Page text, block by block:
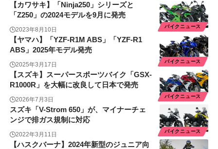
バイクニュース
【カワサキ】「Ninja250」シリーズと
「Z250」の2024モデルを9月に発売
2023年8月10日
バイクニュース
【ヤマハ】「YZF-R1M ABS」「YZF-R1
ABS」2025年モデル発売
2025年3月17日
バイクニュース
【スズキ】スーパースポーツバイク「GSX-
R1000R」を大幅に改良して日本で発売
2026年7月3日
バイクニュース
スズキ「V-Strom 650」が、マイナーチェ
ンジで排ガス規制に対応
2022年3月11日
【ハスクバーナ】2024年新型のジュニア向